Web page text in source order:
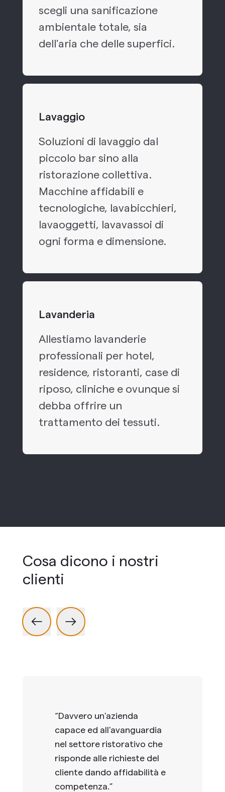
scegli una sanificazione
ambientale totale, sia
dell'aria che delle superfici.
Lavaggio
Soluzioni di lavaggio dal
piccolo bar sino alla
ristorazione collettiva.
Macchine affidabili e
tecnologiche, lavabicchieri,
lavaoggetti, lavavassoi di
ogni forma e dimensione.
Lavanderia
Allestiamo lavanderie
professionali per hotel,
residence, ristoranti, case di
riposo, cliniche e ovunque si
debba offrire un
trattamento dei tessuti.
Cosa dicono i nostri
clienti
“Davvero un'azienda
capace ed all'avanguardia
nel settore ristorativo che
risponde alle richieste del
cliente dando affidabilità e
competenza. ”